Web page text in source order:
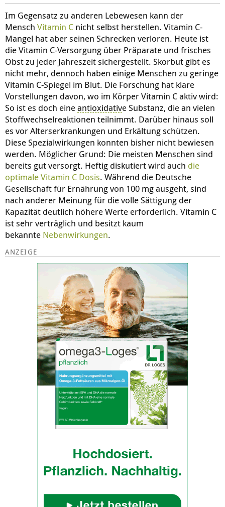
Im Gegensatz zu anderen Lebewesen kann der
Mensch Vitamin C nicht selbst herstellen. Vitamin C-
Mangel hat aber seinen Schrecken verloren. Heute ist
die Vitamin C-Versorgung über Präparate und frisches
Obst zu jeder Jahreszeit sichergestellt. Skorbut gibt es
nicht mehr, dennoch haben einige Menschen zu geringe
Vitamin C-Spiegel im Blut. Die Forschung hat klare
Vorstellungen davon, wo im Körper Vitamin C aktiv wird:
So ist es doch eineantioxidative Substanz, die an vielen
Stoffwechselreaktionen teilnimmt. Darüber hinaus soll
es vor Alterserkrankungen und Erkältung schützen.
Diese Spezialwirkungen konnten bisher nicht bewiesen
werden. Möglicher Grund: Die meisten Menschen sind
bereits gut versorgt. Heftig diskutiert wird auch die
optimale Vitamin C Dosis. Während die Deutsche
Gesellschaft für Ernährung von 100 mg ausgeht, sind
nach anderer Meinung für die volle Sättigung der
Kapazität deutlich höhere Werte erforderlich. Vitamin C
ist sehr verträglich und besitzt kaum
bekannte Nebenwirkungen.